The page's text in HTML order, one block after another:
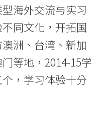
海外交流与实习
同文化，开拓国
洲、台湾、新加
等地，2014-15学
，学习体验十分